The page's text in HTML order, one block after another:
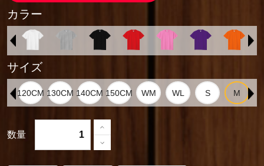
カラー
サイズ
数量